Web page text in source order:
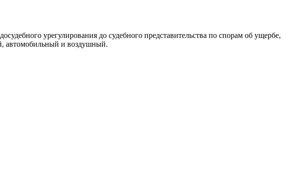
урегулирования до судебного представительства по спорам об ущербе,
автомобильный и воздушный.